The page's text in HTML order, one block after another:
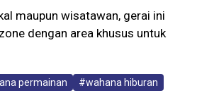
maupun wisatawan, gerai ini
dengan area khusus untuk
permainan
#wahana hiburan